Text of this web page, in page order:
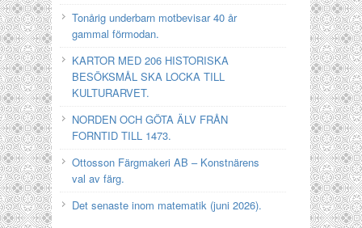
Tonårig underbarn motbevisar 40 år
gammal förmodan.
KARTOR MED 206 HISTORISKA
BESÖKSMÅL SKA LOCKA TILL
KULTURARVET.
NORDEN OCH GÖTA ÄLV FRÅN
FORNTID TILL 1473.
Ottosson Färgmakeri AB – Konstnärens
val av färg.
Det senaste inom matematik (juni 2026).